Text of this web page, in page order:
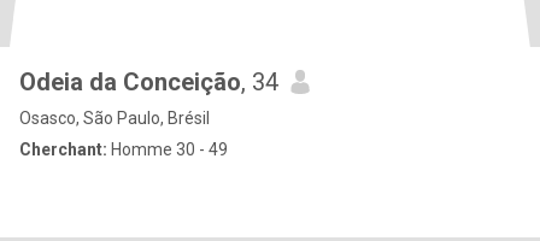
Odeia da Conceição, 34
Osasco, São Paulo, Brésil
Cherchant: Homme 30 - 49